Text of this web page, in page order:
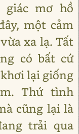
giác mơ hồ
một cảm
xa lạ. Tất
có bất cứ
lại giống
Thứ tình
cũng lại là
trải qua